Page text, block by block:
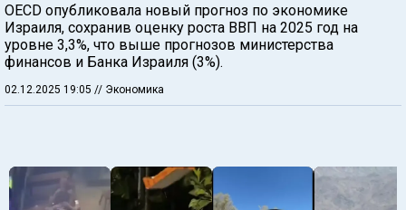
OECD опубликовала новый прогноз по экономике
Израиля, сохранив оценку роста ВВП на 2025 год на
уровне 3,3%, что выше прогнозов министерства
финансов и Банка Израиля (3%).
02.12.2025 19:05 // Экономика